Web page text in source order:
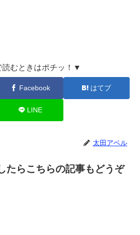
読むときはポチッ！▼
Facebook はてブ
LINE
太田アベル
たらこちらの記事もどうぞ